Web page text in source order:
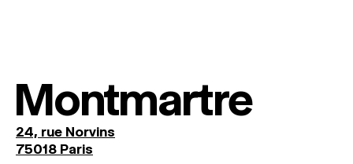
Montmartre
24, rue Norvins
75018 Paris